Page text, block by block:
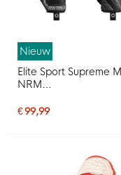
Nieuw
Elite Sport Supreme M
NRM
Zwart Grijs Wit
€ 99,99